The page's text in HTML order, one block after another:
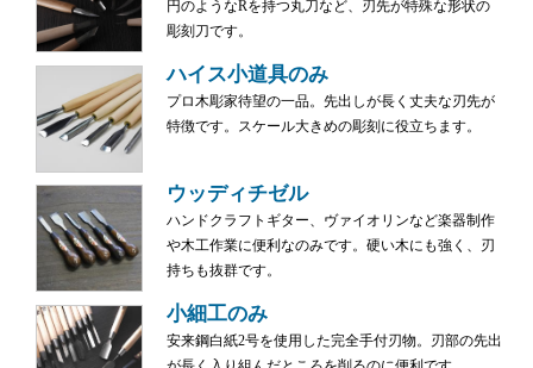
円のようなRを持つ丸刀など、刃先が特殊な形状の
彫刻刀です。
ハイス小道具のみ
プロ木彫家待望の一品。先出しが長く丈夫な刃先が
特徴です。スケール大きめの彫刻に役立ちます。
ウッディチゼル
ハンドクラフトギター、ヴァイオリンなど楽器制作
や木工作業に便利なのみです。硬い木にも強く、刃
持ちも抜群です。
小細工のみ
安来鋼白紙2号を使用した完全手付刃物。刃部の先出